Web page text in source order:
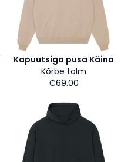
Kapuutsiga pusa Käina
Kõrbe tolm
€69.00